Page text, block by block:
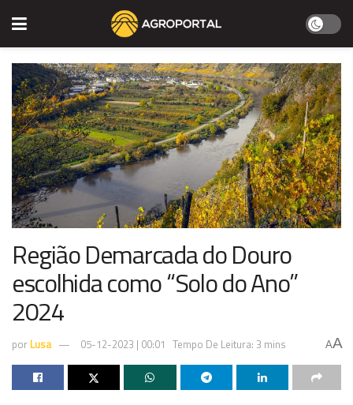
Região Demarcada do Douro
escolhida como “Solo do Ano”
2024
por Lusa 05-12-2023 | 00:01 Tempo De Leitura: 3 mins AA